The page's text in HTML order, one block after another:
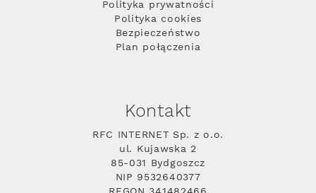
Polityka prywatności
Polityka cookies
Bezpieczeństwo
Plan połączenia
Kontakt
RFC INTERNET Sp. z o.o.
ul. Kujawska 2
85-031 Bydgoszcz
NIP 9532640377